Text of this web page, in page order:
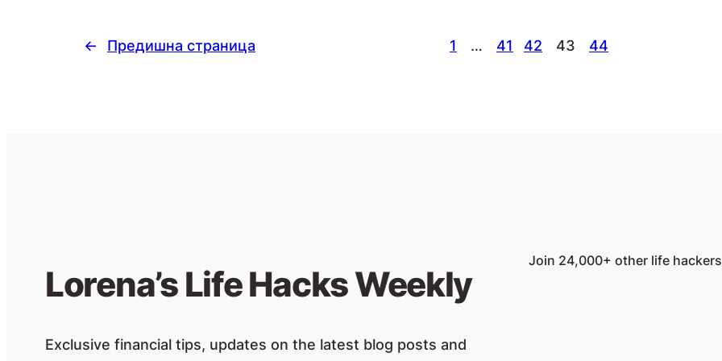
← Предишна страница 1 … 41 42 43 44
Lorena’s Life Hacks Weekly
Exclusive financial tips, updates on the latest blog posts and
Join 24,000+ other life